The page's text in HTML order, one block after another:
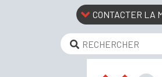
CONTACTER LA